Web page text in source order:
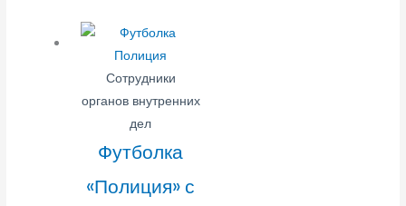
Сотрудники
органов внутренних
дел
Футболка
«Полиция» с